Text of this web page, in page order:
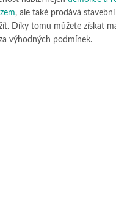
, ale také prodává
Díky tomu můžete získat
výhodných podmínek.